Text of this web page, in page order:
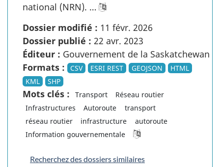
national (NRN). …
Dossier modifié : 11 févr. 2026
Dossier publié : 22 avr. 2023
Éditeur : Gouvernement de la Saskatchewan
Formats :
CSV ESRI REST GEOJSON
HTML
KML
SHP
Mots clés : Transport
Réseau routier
Infrastructures
Autoroute
transport
réseau routier
infrastructure
autoroute
Information gouvernementale
Recherchez des dossiers similaires